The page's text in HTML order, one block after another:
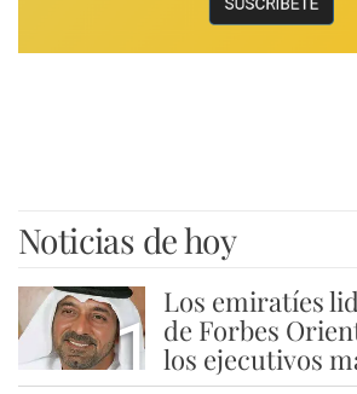
Noticias de hoy
1
Los emiratíes
de Forbes
los ejecutivos